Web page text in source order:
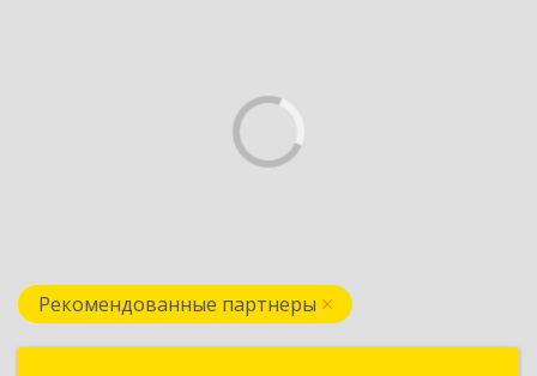
Рекомендованные партнеры